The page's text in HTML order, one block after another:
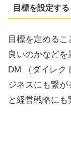
目標を設定する
目標を定める
良いのかなどを
DM （ダイレク
ジネスにも繋が
と経営戦略にも